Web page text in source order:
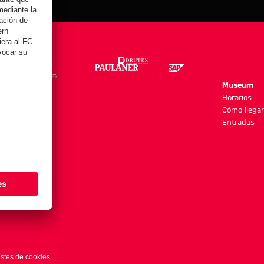
Museum
Horarios
Cómo llegar
Entradas
de cookies